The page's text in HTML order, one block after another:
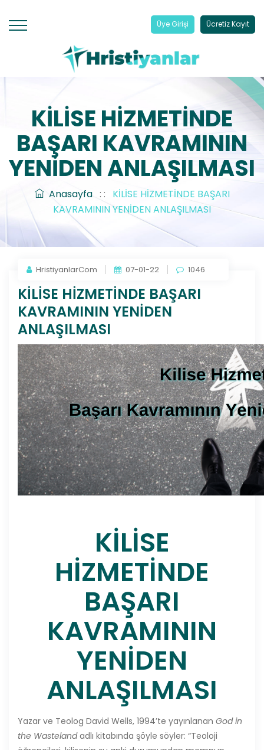
Üye Girişi Ücretiz Kayıt
KİLİSE HİZMETİNDE
BAŞARI KAVRAMININ
YENİDEN ANLAŞILMASI
Anasayfa : :
KİLİSE HİZMETİNDE BAŞARI
KAVRAMININ YENİDEN ANLAŞILMASI
HristiyanlarCom 07-01-22 1046
KİLİSE HİZMETİNDE BAŞARI
KAVRAMININ YENİDEN
ANLAŞILMASI
KİLİSE
HİZMETİNDE
BAŞARI
KAVRAMININ
YENİDEN
ANLAŞILMASI
Yazar ve Teolog David Wells, 1994’te yayınlanan God in
the Wastelandadlı kitabında şöyle söyler: “Teoloji